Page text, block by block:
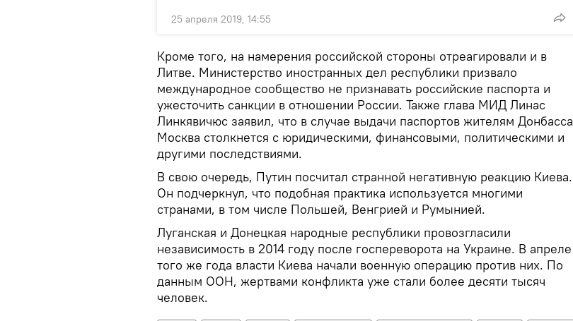
25 апреля 2019, 14:55
Кроме того, на намерения российской стороны отреагировали и в
Литве. Министерство иностранных дел республики призвало
международное сообщество не признавать российские паспорта и
ужесточить санкции в отношении России. Также глава МИД Линас
Линкявичюс заявил, что в случае выдачи паспортов жителям Донбасса
Москва столкнется с юридическими, финансовыми, политическими и
другими последствиями.
В свою очередь, Путин посчитал странной негативную реакцию Киева.
Он подчеркнул, что подобная практика используется многими
странами, в том числе Польшей, Венгрией и Румынией.
Луганская и Донецкая народные республики провозгласили
независимость в 2014 году после госпереворота на Украине. В апреле
того же года власти Киева начали военную операцию против них. По
данным ООН, жертвами конфликта уже стали более десяти тысяч
человек.